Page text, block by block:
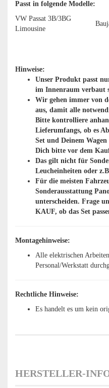
Passt in folgende Modelle:
VW Passat 3B/3BG
Limousine
Hinweise:
Unser Produkt passt
im Innenraum verbaut
Wir gehen immer von
aus, damit alle
Bitte kontrolliere
Lieferumfangs, ob es
Set und Deinem
Dich bitte vor dem
Das gilt nicht für
Leucheinheiten oder
Für die meisten
Sonderausstattung
unterscheiden. Frage
KAUF, ob das Set
Montagehinweise:
Alle elektrischen
Personal/Werkstatt
Rechtliche Hinweise:
Es handelt es um kein
HERSTELLER-